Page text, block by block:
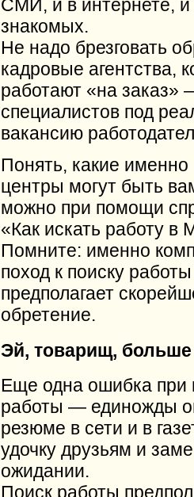
СМИ, и в интернете, и
знакомых.
Не надо брезговать
кадровые агентства,
работают «на заказ»
специалистов под
вакансию
Понять, какие
центры могут быть
можно при помощи
«Как искать работу в
Помните: именно
поход к поиску работы
предполагает
обретение.
Эй, товарищ,
Еще одна ошибка при
работы — единожды
резюме в сети и в
удочку друзьям и
ожидании.
Поиск работы